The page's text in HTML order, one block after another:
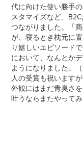
代に向けた使い勝手
スタマイズなど、
つながりました。
「
が、寝るとき枕元に
り嬉しいエピソードで
において、なんとか
ようになりました。
人の受賞も祝いますが
外観にはまだ青臭さ
叶うならまたやってみ